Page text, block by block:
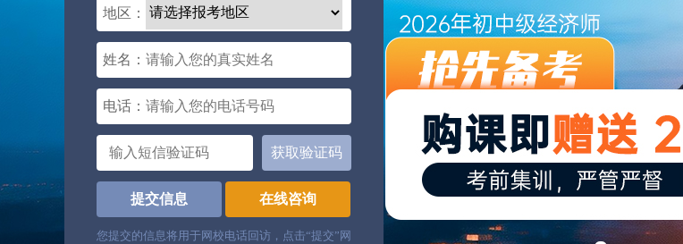
地区：
姓名：
电话：
获取验证码
提交信息 在线咨询
您提交的信息将用于网校电话回访，点击“提交”网